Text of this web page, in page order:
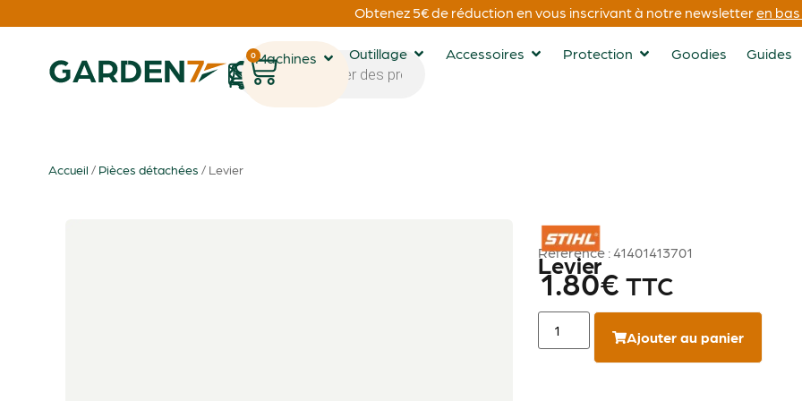
Obtenez 5€ de réduction en vous inscrivant à notre newsletteren
1
0Machines Outillage Accessoires Protection Goodies Guides
Accueil / Pièces détachées / Levier
STIHL
Référence : 41401413701
Levier
1.80€ TTC
Ajouter au panier